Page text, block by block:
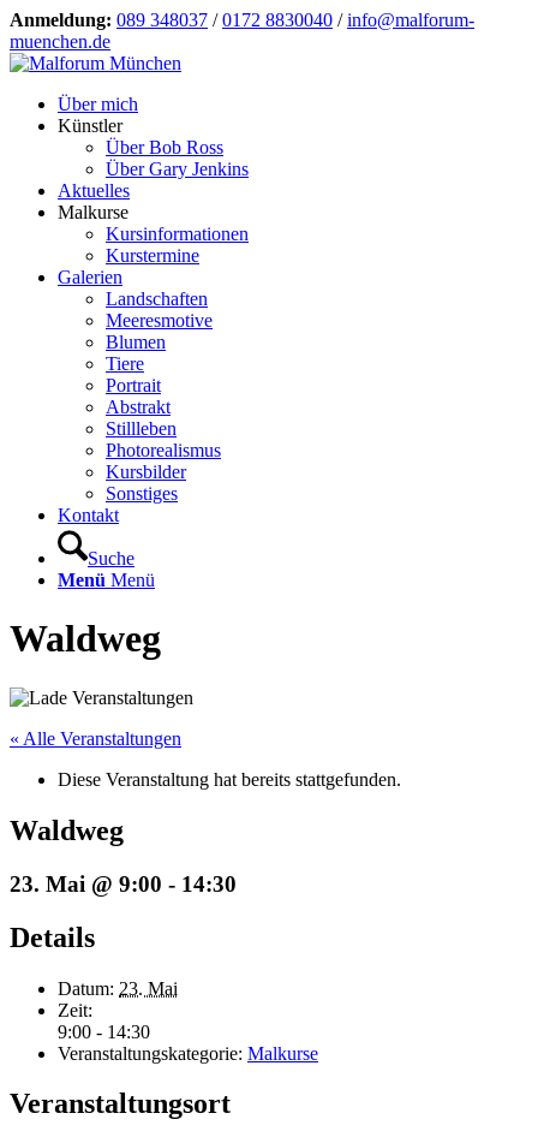
Anmeldung: 089 348037 /0172 8830040 /info@malforum-
muenchen.de
Über mich
Künstler
Über Bob Ross
Über Gary Jenkins
Aktuelles
Malkurse
Kursinformationen
Kurstermine
Galerien
Landschaften
Meeresmotive
Blumen
Tiere
Portrait
Abstrakt
Stillleben
Photorealismus
Kursbilder
Sonstiges
Kontakt
Suche
Menü Menü
Waldweg
« Alle Veranstaltungen
Diese Veranstaltung hat bereits stattgefunden.
Waldweg
23. Mai @ 9:00 - 14:30
Details
Datum: 23. Mai
Zeit:
9:00 - 14:30
Veranstaltungskategorie: Malkurse
Veranstaltungsort